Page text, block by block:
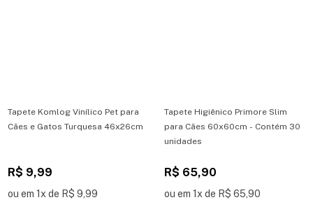
Tapete Komlog Vinílico Pet para
Cães e Gatos Turquesa 46x26cm
R$ 9,99
ou em 1x de R$ 9,99
Tapete Higiênico Primore Slim
para Cães 60x60cm - Contém 30
unidades
R$ 65,90
ou em 1x de R$ 65,90